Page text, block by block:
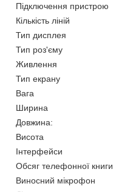
Підключення пристрою
Кількість ліній
Тип дисплея
Тип роз'єму
Живлення
Тип екрану
Вага
Ширина
Довжина:
Висота
Інтерфейси
Обсяг телефонної книги
Виносний мікрофон